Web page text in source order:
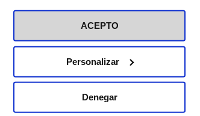
ACEPTO
Personalizar
Denegar
Política de privacidad de RRSS
Política de cookies